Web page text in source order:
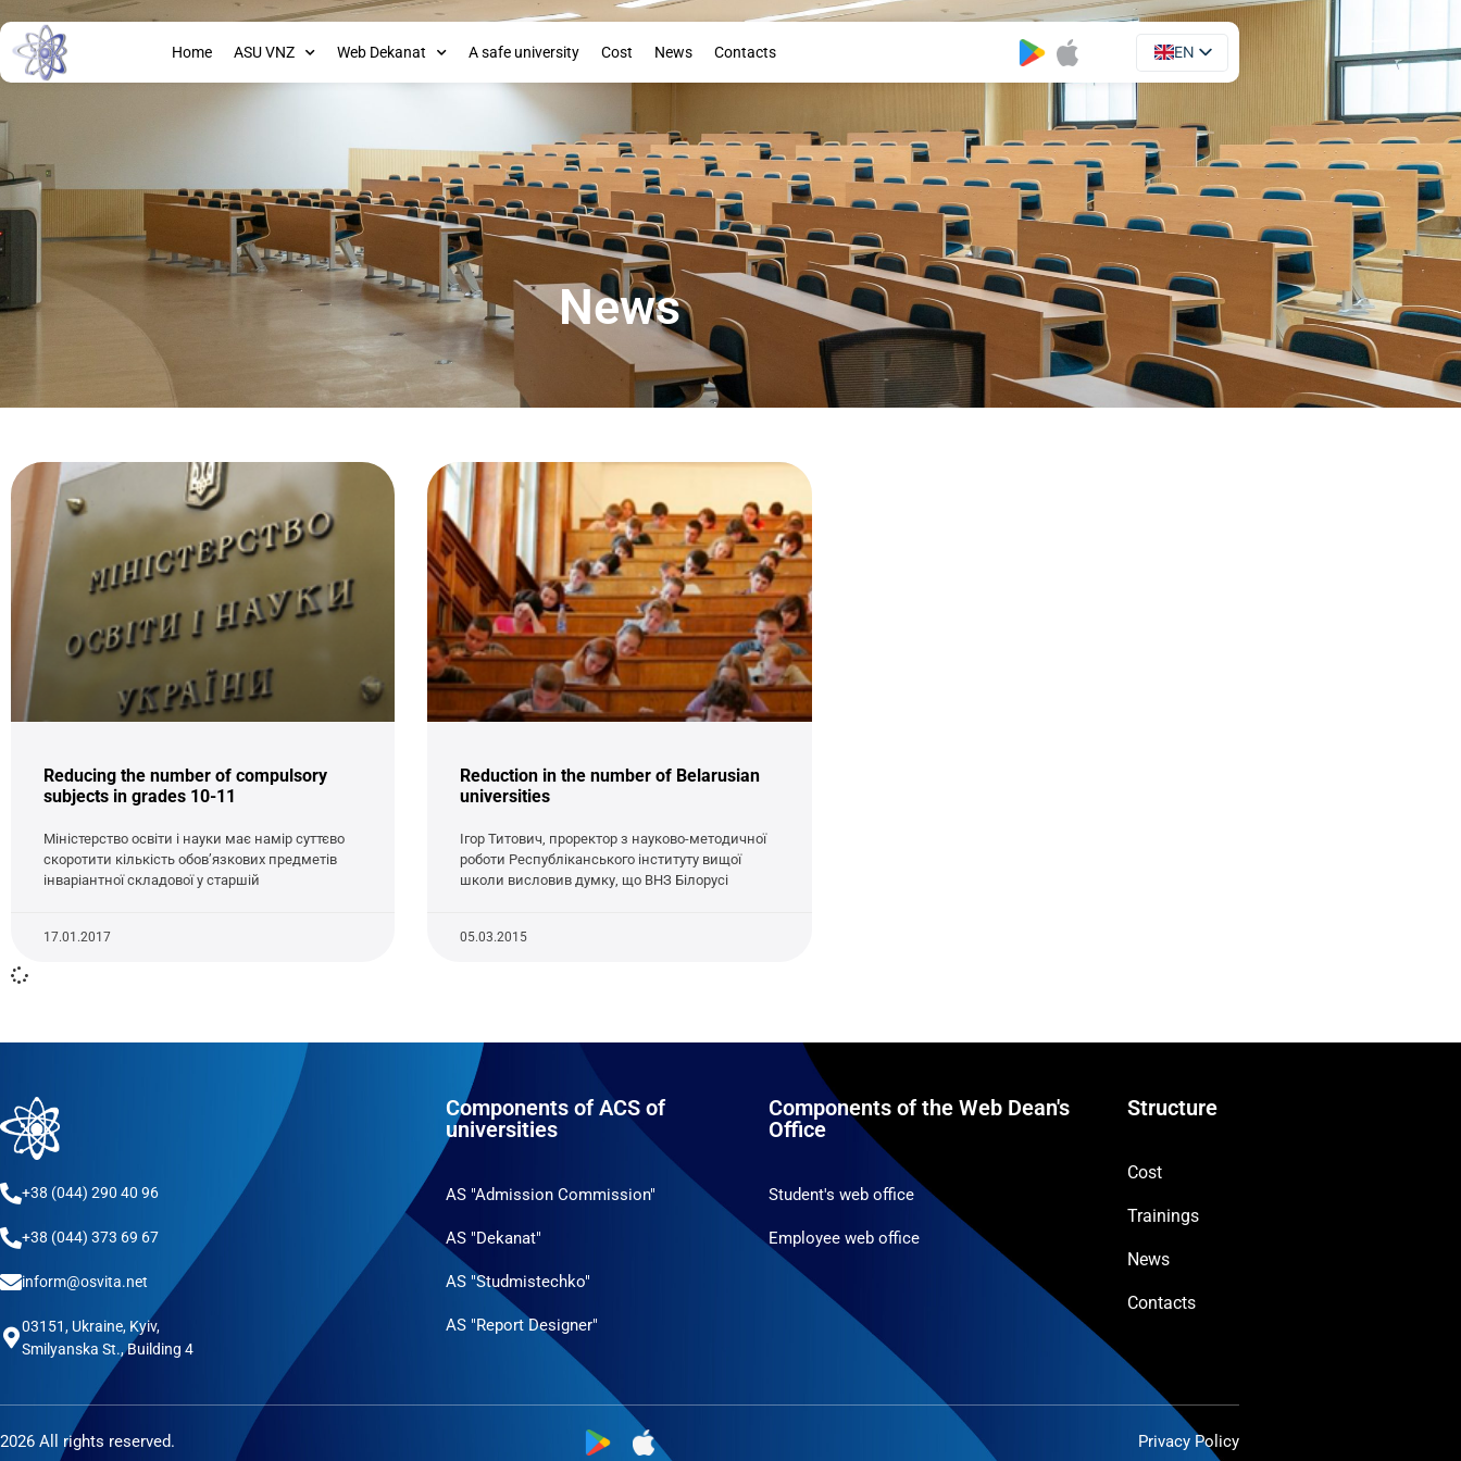
Home ASU VNZ Web Dekanat A safe university Cost News Contacts
EN
UA
News
Reducing the number of compulsory
subjects in grades 10-11
Міністерство освіти і науки має намір суттєво
скоротити кількість обов’язкових предметів
інваріантної складової у старшій
17.01.2017
Reduction in the number of Belarusian
universities
Ігор Титович, проректор з науково-методичної
роботи Республіканського інституту вищої
школи висловив думку, що ВНЗ Білорусі
05.03.2015
+38 (044) 290 40 96
+38 (044) 373 69 67
inform@osvita.net
03151, Ukraine, Kyiv,
Smilyanska St., Building 4
Components of ACS of
universities
AS "Admission Commission"
AS "Dekanat"
AS "Studmistechko"
AS "Report Designer"
Components of the Web Dean's
Office
Student's web office
Employee web office
Structure
Cost
Trainings
News
Contacts
2026 All rights reserved. Privacy Policy